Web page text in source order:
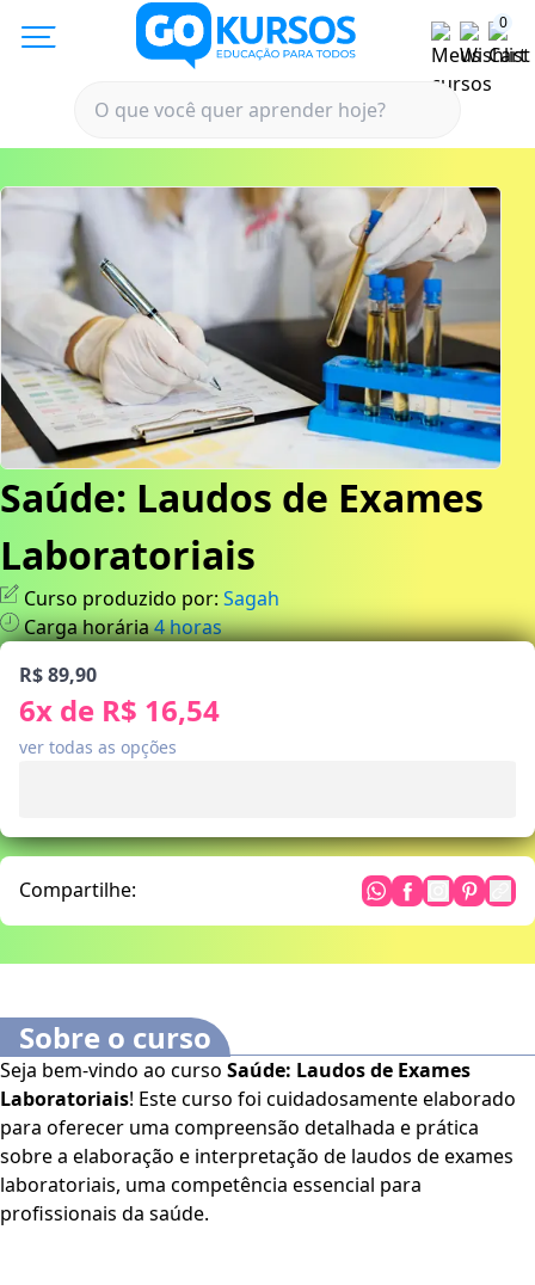
0
Saúde: Laudos de Exames
Laboratoriais
Curso produzido por: Sagah
Carga horária4horas
R$ 89,90
6x de R$ 16,54
ver todas as opções
Compartilhe:
Sobre o curso
Seja bem-vindo ao curso Saúde: Laudos de Exames
Laboratoriais! Este curso foi cuidadosamente elaborado
para oferecer uma compreensão detalhada e prática
sobre a elaboração e interpretação de laudos de exames
laboratoriais, uma competência essencial para
profissionais da saúde.